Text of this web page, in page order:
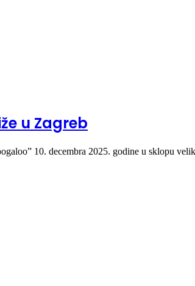
u Zagreb
10. decembra 2025. godine u sklopu